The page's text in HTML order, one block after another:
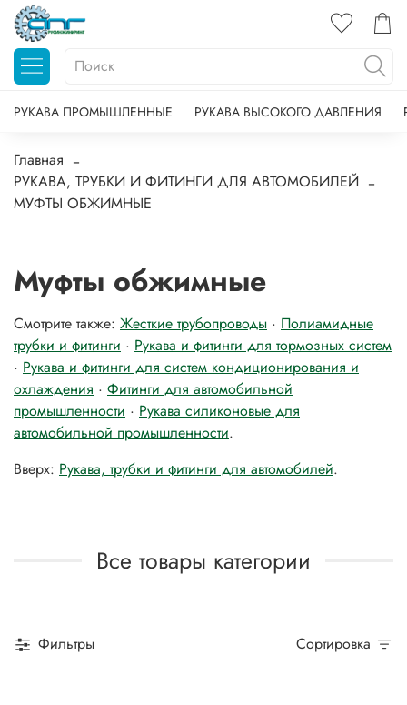
РУКАВА ПРОМЫШЛЕННЫЕ РУКАВА ВЫСОКОГО ДАВЛЕНИЯ
Главная
РУКАВА, ТРУБКИ И ФИТИНГИ ДЛЯ АВТОМОБИЛЕЙ
МУФТЫ ОБЖИМНЫЕ
Муфты обжимные
Смотрите также: Жесткие трубопроводы · Полиамидные
трубки и фитинги · Рукава и фитинги для тормозных систем
· Рукава и фитинги для систем кондиционирования и
охлаждения · Фитинги для автомобильной
промышленности · Рукава силиконовые для
автомобильной промышленности.
Вверх: Рукава, трубки и фитинги для автомобилей.
Все товары категории
Фильтры Сортировка